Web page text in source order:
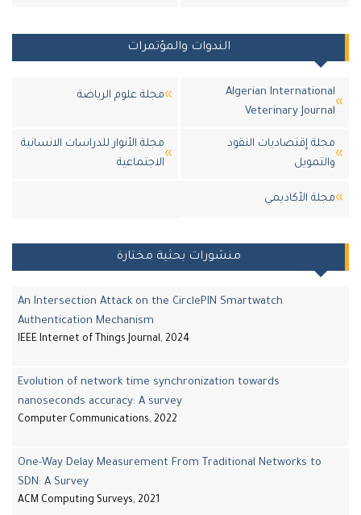
الندوات والمؤتمرات
Algerian
Veterinary
مجلة علوم الرياضة
إقتصاديات النقود
مجلة الأنوار للدراسات الانسانية
الاجتماعية
اﻷكاديمي
منشورات بحثية مختارة
An Intersection Attack on the CirclePIN Smartwatch
Authentication Mechanism
IEEE Internet of Things Journal, 2024
Evolution of network time synchronization towards
nanoseconds accuracy: A survey
Computer Communications, 2022
One-Way Delay Measurement From Traditional Networks to
SDN: A Survey
ACM Computing Surveys, 2021